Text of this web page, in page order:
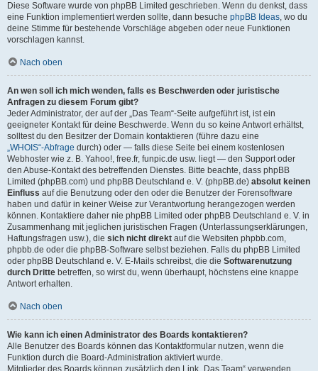
Diese Software wurde von phpBB Limited geschrieben. Wenn du denkst, dass
eine Funktion implementiert werden sollte, dann besuche phpBB Ideas, wo du
deine Stimme für bestehende Vorschläge abgeben oder neue Funktionen
vorschlagen kannst.
Nach oben
An wen soll ich mich wenden, falls es Beschwerden oder juristische
Anfragen zu diesem Forum gibt?
Jeder Administrator, der auf der „Das Team“-Seite aufgeführt ist, ist ein
geeigneter Kontakt für deine Beschwerde. Wenn du so keine Antwort erhältst,
solltest du den Besitzer der Domain kontaktieren (führe dazu eine
„WHOIS“-Abfrage durch) oder — falls diese Seite bei einem kostenlosen
Webhoster wie z. B. Yahoo!, free.fr, funpic.de usw. liegt — den Support oder
den Abuse-Kontakt des betreffenden Dienstes. Bitte beachte, dass phpBB
Limited (phpBB.com) und phpBB Deutschland e. V. (phpBB.de) absolut keinen
Einfluss auf die Benutzung oder den oder die Benutzer der Forensoftware
haben und dafür in keiner Weise zur Verantwortung herangezogen werden
können. Kontaktiere daher nie phpBB Limited oder phpBB Deutschland e. V. in
Zusammenhang mit jeglichen juristischen Fragen (Unterlassungserklärungen,
Haftungsfragen usw.), die sich nicht direkt auf die Websiten phpbb.com,
phpbb.de oder die phpBB-Software selbst beziehen. Falls du phpBB Limited
oder phpBB Deutschland e. V. E-Mails schreibst, die die Softwarenutzung
durch Dritte betreffen, so wirst du, wenn überhaupt, höchstens eine knappe
Antwort erhalten.
Nach oben
Wie kann ich einen Administrator des Boards kontaktieren?
Alle Benutzer des Boards können das Kontaktformular nutzen, wenn die
Funktion durch die Board-Administration aktiviert wurde.
Mitglieder des Boards können zusätzlich den Link „Das Team“ verwenden.